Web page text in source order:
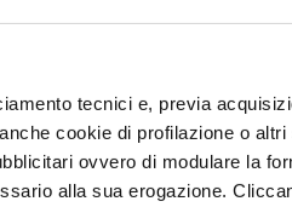
tecnici e, previa
cookie di profilazione o
ovvero di modulare la
alla sua erogazione.